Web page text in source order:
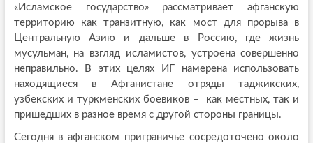
«Исламское государство» рассматривает афганскую
территорию как транзитную, как мост для прорыва в
Центральную Азию и дальше в Россию, где жизнь
мусульман, на взгляд исламистов, устроена совершенно
неправильно. В этих целях ИГ намерена использовать
находящиеся в Афганистане отряды таджикских,
узбекских и туркменских боевиков – как местных, так и
пришедших в разное время с другой стороны границы.
Сегодня в афганском приграничье сосредоточено около